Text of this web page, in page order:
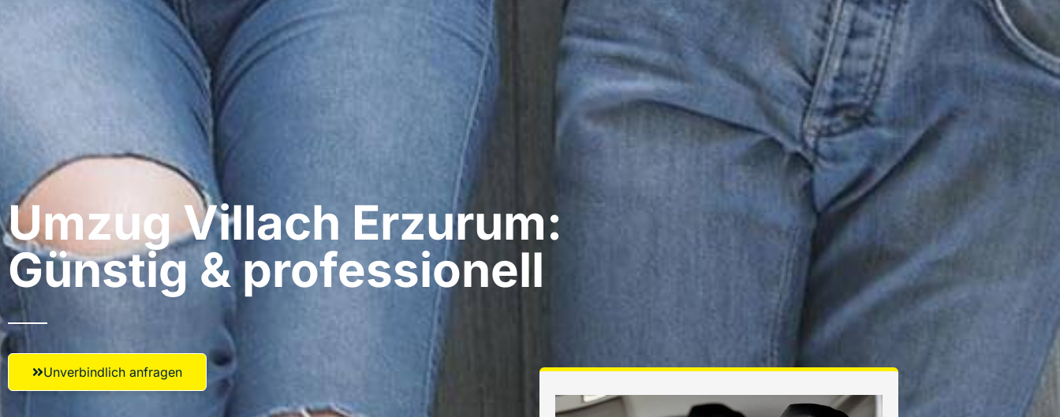
Umzug Villach​ Erzurum:
Günstig & professionell​
Unverbindlich anfragen